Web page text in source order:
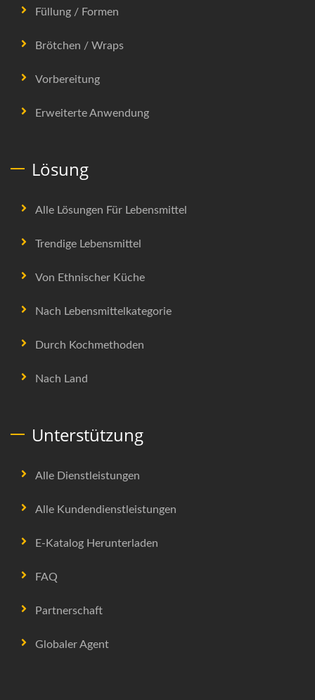
Füllung / Formen
Brötchen / Wraps
Vorbereitung
Erweiterte Anwendung
Lösung
Alle Lösungen Für Lebensmittel
Trendige Lebensmittel
Von Ethnischer Küche
Nach Lebensmittelkategorie
Durch Kochmethoden
Nach Land
Unterstützung
Alle Dienstleistungen
Alle Kundendienstleistungen
E-Katalog Herunterladen
FAQ
Partnerschaft
Globaler Agent